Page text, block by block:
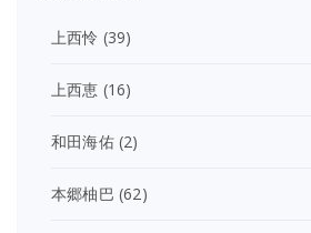
上西怜 (39)
上西恵 (16)
和田海佑(2)
本郷柚巴 (62)